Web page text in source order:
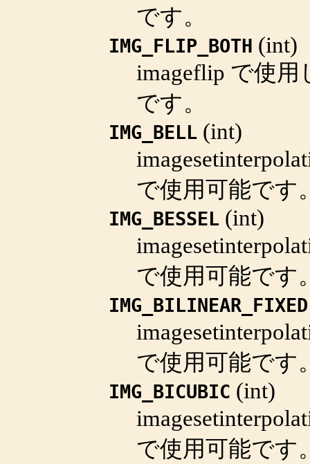
です。
IMG_FLIP_BOTH (int)
imageflip で使用
です。
IMG_BELL (int)
で使用可能です
IMG_BESSEL (int)
で使用可能です
IMG_BILINEAR_FIXED
で使用可能です
IMG_BICUBIC (int)
で使用可能です